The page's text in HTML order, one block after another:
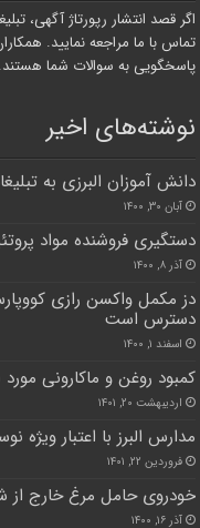
اگر قصد انتشار رپورتاژ آگهی،
تماس با ما مراجعه نمایید.
پاسخگویی به سوالات شما هستند.
نوشته‌های اخیر
دانش آموزان البرزی به
آبان ۳۰, ۱۴۰۰
دستگیری فروشنده مواد
آذر ۸, ۱۴۰۰
دز مکمل واکسن رازی
دسترس است
اسفند ۱, ۱۴۰۰
کمبود روغن و ماکارونی
اردیبهشت ۲۰, ۱۴۰۱
مدارس البرز با اعتبار ویژه
فروردین ۲۲, ۱۴۰۱
خودروی حامل مرغ خارج از
آذر ۱۶, ۱۴۰۰